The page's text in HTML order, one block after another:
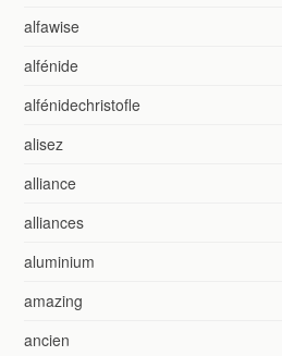
alfawise
alfénide
alfénidechristofle
alisez
alliance
alliances
aluminium
amazing
ancien